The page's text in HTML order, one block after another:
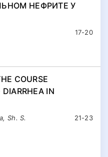
НЕФРИТЕ У
17-20
COURSE
IN
21-23
Sh. S.